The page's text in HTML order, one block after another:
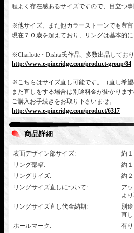
程よく存在感あるサイズですので、目立つ
※他サイズ、また他カラーストーンでも豊
現在７０歳を超えており、リングは基本的
※Charlotte・Dishta氏作品、多数出品してお
http://www.e-pineridge.com/product-group/84
※こちらはサイズ直し可能です。（直し希
また直しをする場合は別途料金が掛かりま
ご購入お手続きをお取り下さいませ。
http://www.e-pineridge.com/product/6317
商品詳細
表面デザイン部サイズ:
約
リング部幅:
約
リングサイズ:
約
リングサイズ直しについて:
ア
よ
リングサイズ直し代金納期:
別
直
ホールマーク :
有り